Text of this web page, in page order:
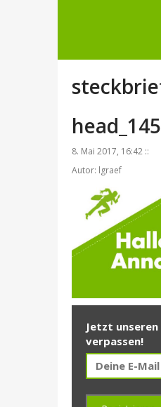
8. Mai 2017, 16:42 ::
Autor: lgraef
Jetzt
verpassen!